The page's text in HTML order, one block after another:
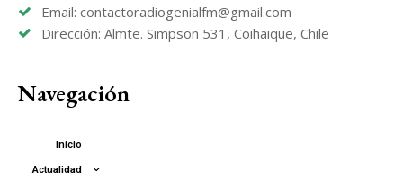
Email: contactoradiogenialfm@gmail.com
Dirección: Almte. Simpson 531, Coihaique, Chile
Navegación
Inicio
Actualidad